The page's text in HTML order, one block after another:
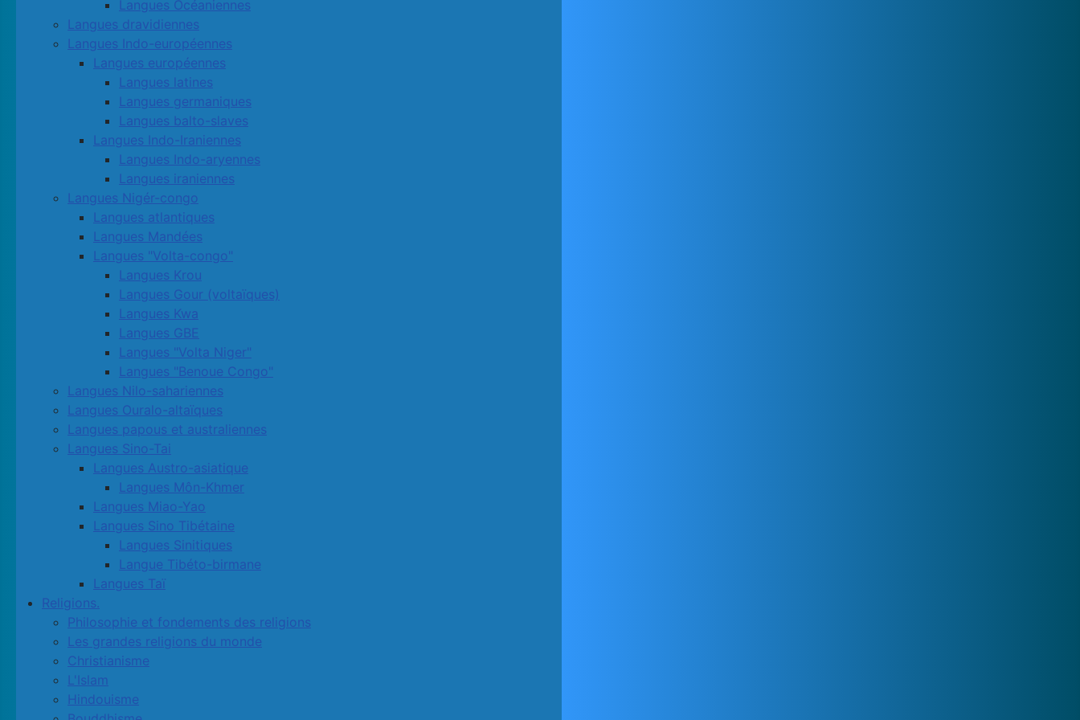
Langues Océaniennes
Langues dravidiennes
Langues Indo-européennes
Langues européennes
Langues latines
Langues germaniques
Langues balto-slaves
Langues Indo-Iraniennes
Langues Indo-aryennes
Langues iraniennes
Langues Nigér-congo
Langues atlantiques
Langues Mandées
Langues "Volta-congo"
Langues Krou
Langues Gour (voltaïques)
Langues Kwa
Langues GBE
Langues "Volta Niger"
Langues "Benoue Congo"
Langues Nilo-sahariennes
Langues Ouralo-altaïques
Langues papous et australiennes
Langues Sino-Tai
Langues Austro-asiatique
Langues Môn-Khmer
Langues Miao-Yao
Langues Sino Tibétaine
Langues Sinitiques
Langue Tibéto-birmane
Langues Taï
Religions.
Philosophie et fondements des religions
Les grandes religions du monde
Christianisme
L'Islam
Hindouisme